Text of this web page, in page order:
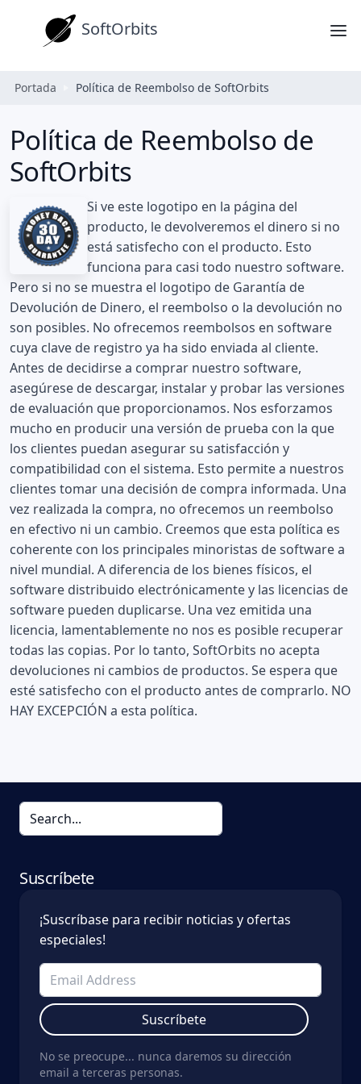
SoftOrbits
Portada Política de Reembolso de SoftOrbits
Política de Reembolso de
SoftOrbits
Si ve este logotipo en la página del
producto, le devolveremos el dinero si no
está satisfecho con el producto. Esto
funciona para casi todo nuestro software.
Pero si no se muestra el logotipo de Garantía de
Devolución de Dinero, el reembolso o la devolución no
son posibles. No ofrecemos reembolsos en software
cuya clave de registro ya ha sido enviada al cliente.
Antes de decidirse a comprar nuestro software,
asegúrese de descargar, instalar y probar las versiones
de evaluación que proporcionamos. Nos esforzamos
mucho en producir una versión de prueba con la que
los clientes puedan asegurar su satisfacción y
compatibilidad con el sistema. Esto permite a nuestros
clientes tomar una decisión de compra informada. Una
vez realizada la compra, no ofrecemos un reembolso
en efectivo ni un cambio. Creemos que esta política es
coherente con los principales minoristas de software a
nivel mundial. A diferencia de los bienes físicos, el
software distribuido electrónicamente y las licencias de
software pueden duplicarse. Una vez emitida una
licencia, lamentablemente no nos es posible recuperar
todas las copias. Por lo tanto, SoftOrbits no acepta
devoluciones ni cambios de productos. Se espera que
esté satisfecho con el producto antes de comprarlo. NO
HAY EXCEPCIÓN a esta política.
Suscríbete
¡Suscríbase para recibir noticias y ofertas
especiales!
Suscríbete
No se preocupe... nunca daremos su dirección
email a terceras personas.